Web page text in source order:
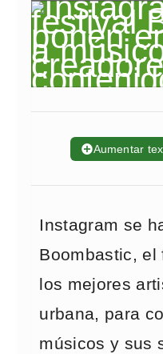
➕Aumentar
Instagram se
Boombastic, el
los mejores
urbana, para
músicos y sus